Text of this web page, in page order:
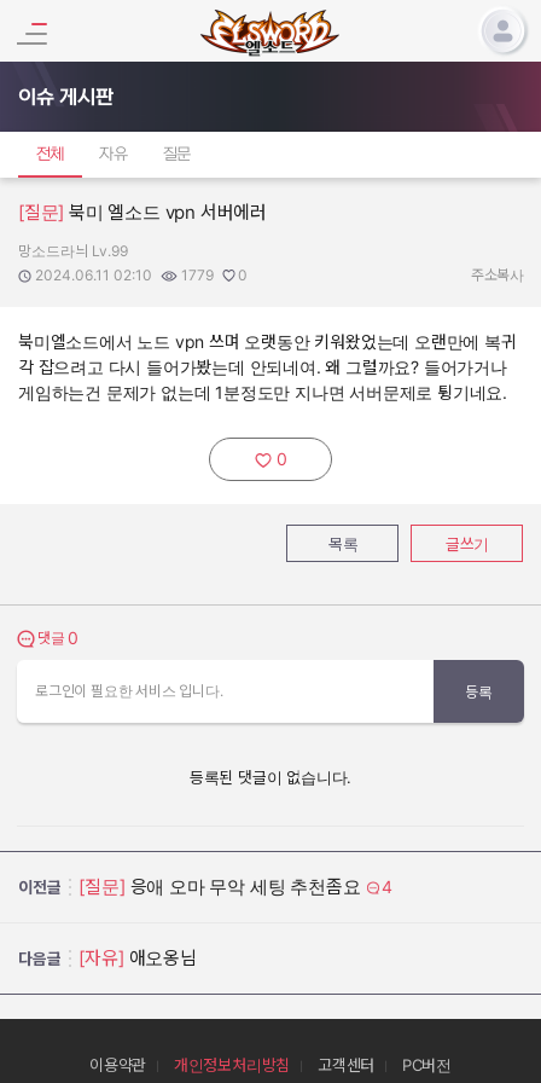
이슈 게시판
전체 자유 질문
[질문] 북미 엘소드 vpn 서버에러
작성자:
망소드라늬 Lv.99
작성일:
2024.06.11 02:10
조회수:
1779
추천수:
0 주소복사
북미엘소드에서 노드 vpn 쓰며 오랫동안 키워왔었는데 오랜만에 복귀
각 잡으려고 다시 들어가봤는데 안되네여. 왜 그럴까요? 들어가거나
게임하는건 문제가 없는데 1분정도만 지나면 서버문제로 튕기네요.
추천하기:
0
목록 글쓰기
댓글 보기
댓글 0
로그인이 필요한 서비스 입니다. 등록
등록된 댓글이 없습니다.
이전글 [질문] 응애 오마 무악 세팅 추천좀요 4
다음글 [자유] 애오옹님
이용약관 개인정보처리방침 고객센터 PC버전